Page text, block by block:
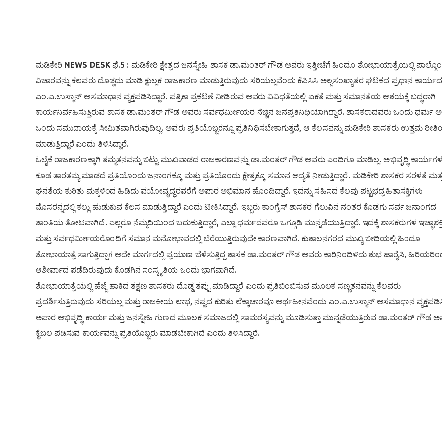
ಮಡಿಕೇರಿ NEWS DESK ಫೆ.5 : ಮಡಿಕೇರಿ ಕ್ಷೇತ್ರದ ಜನಸ್ನೇಹಿ ಶಾಸಕ ಡಾ.ಮಂತರ್ ಗೌಡ ಅವರು ಇತ್ತೀಚೆಗೆ ಹಿಂದೂ ಶೋಭಾಯಾತ್ರೆಯಲ್ಲಿ
ವಿಚಾರವನ್ನು ಕೆಲವರು ದೊಡ್ಡದು ಮಾಡಿ ಕ್ಷುಲ್ಲಕ ರಾಜಕಾರಣ ಮಾಡುತ್ತಿರುವುದು ಸರಿಯಲ್ಲವೆಂದು ಕೆಪಿಸಿಸಿ ಅಲ್ಪಸಂಖ್ಯಾತರ ಘಟಕದ ಪ್ರಧಾನ
ಎಂ.ಎ.ಉಸ್ಮಾನ್ ಅಸಮಾಧಾನ ವ್ಯಕ್ತಪಡಿಸಿದ್ದಾರೆ. ಪತ್ರಿಕಾ ಪ್ರಕಟಣೆ ನೀಡಿರುವ ಅವರು ವಿವಿಧತೆಯಲ್ಲಿ ಏಕತೆ ಮತ್ತು ಸಮಾನತೆಯ ಆಶಯಕ್ಕೆ ಬದ್ಧರಾಗಿ
ಕಾರ್ಯನಿರ್ವಹಿಸುತ್ತಿರುವ ಶಾಸಕ ಡಾ.ಮಂತರ್ ಗೌಡ ಅವರು ಸರ್ವಧರ್ಮೀಯರ ನೆಚ್ಚಿನ ಜನಪ್ರತಿನಿಧಿಯಾಗಿದ್ದಾರೆ. ಶಾಸಕರಾದವರು ಒಂದು ಧರ್ಮ
ಒಂದು ಸಮುದಾಯಕ್ಕೆ ಸೀಮಿತವಾಗಿರುವುದಿಲ್ಲ. ಅವರು ಪ್ರತಿಯೊಬ್ಬರನ್ನೂ ಪ್ರತಿನಿಧಿಸಬೇಕಾಗುತ್ತದೆ, ಆ ಕೆಲಸವನ್ನು ಮಡಿಕೇರಿ ಶಾಸಕರು ಉತ್ತಮ
ಮಾಡುತ್ತಿದ್ದಾರೆ ಎಂದು ತಿಳಿಸಿದ್ದಾರೆ.
ಓಲೈಕೆ ರಾಜಕಾರಣಕ್ಕಾಗಿ ತಮ್ಮತನವನ್ನು ಬಿಟ್ಟು ಮುಖವಾಡದ ರಾಜಕಾರಣವನ್ನು ಡಾ.ಮಂತರ್ ಗೌಡ ಅವರು ಎಂದಿಗೂ ಮಾಡಿಲ್ಲ. ಅಭಿವೃದ್ಧಿ
ಕೂಡ ತಾರತಮ್ಯ ಮಾಡದೆ ಪ್ರತಿಯೊಂದು ಜನಾಂಗಕ್ಕೂ ಮತ್ತು ಪ್ರತಿಯೊಂದು ಕ್ಷೇತ್ರಕ್ಕೂ ಸಮಾನ ಆದ್ಯತೆ ನೀಡುತ್ತಿದ್ದಾರೆ. ಮಡಿಕೇರಿ ಶಾಸಕರ ಸರಳತೆ
ಘನತೆಯ ಕುರಿತು ಮಕ್ಕಳಿಂದ ಹಿಡಿದು ವಯೋವೃದ್ಧರವರೆಗೆ ಅಪಾರ ಅಭಿಮಾನ ಹೊಂದಿದ್ದಾರೆ. ಇದನ್ನು ಸಹಿಸದ ಕೆಲವು ಪಟ್ಟಭದ್ರಹಿತಾಸಕ್ತಿಗಳು
ಮೊಸರನ್ನದಲ್ಲಿ ಕಲ್ಲು ಹುಡುಕುವ ಕೆಲಸ ಮಾಡುತ್ತಿದ್ದಾರೆ ಎಂದು ಟೀಕಿಸಿದ್ದಾರೆ. ಇಬ್ಬರು ಕಾಂಗ್ರೆಸ್ ಶಾಸಕರ ಗೆಲುವಿನ ನಂತರ ಕೊಡಗು ಸರ್ವ ಜನಾಂಗದ
ಶಾಂತಿಯ ತೋಟವಾಗಿದೆ. ಎಲ್ಲರೂ ನೆಮ್ಮದಿಯಿಂದ ಬದುಕುತ್ತಿದ್ದಾರೆ, ಎಲ್ಲಾ ಧರ್ಮದವರೂ ಒಗ್ಗೂಡಿ ಮುನ್ನಡೆಯುತ್ತಿದ್ದಾರೆ. ಇದಕ್ಕೆ ಶಾಸಕರುಗಳ
ಮತ್ತು ಸರ್ವಧರ್ಮೀಯರೊಂದಿಗೆ ಸಮಾನ ಮನೋಭಾವದಲ್ಲಿ ಬೆರೆಯುತ್ತಿರುವುದೇ ಕಾರಣವಾಗಿದೆ. ಕುಶಾಲನಗರದ ಮುಖ್ಯ ಬೀದಿಯಲ್ಲಿ ಹಿಂದೂ
ಶೋಭಾಯಾತ್ರೆ ಸಾಗುತ್ತಿದ್ದಾಗ ಅದೇ ಮಾರ್ಗದಲ್ಲಿ ಪ್ರಯಾಣ ಬೆಳೆಸುತ್ತಿದ್ದ ಶಾಸಕ ಡಾ.ಮಂತರ್ ಗೌಡ ಅವರು ಕಾರಿನಿಂದಿಳಿದು ಶುಭ ಹಾರೈಸಿ,
ಆಶೀರ್ವಾದ ಪಡೆದಿರುವುದು ಕೊಡಗಿನ ಸಂಸ್ಕೃತಿಯ ಒಂದು ಭಾಗವಾಗಿದೆ.
ಶೋಭಾಯಾತ್ರೆಯಲ್ಲಿ ಹೆಜ್ಜೆ ಹಾಕಿದ ತಕ್ಷಣ ಶಾಸಕರು ದೊಡ್ಡ ತಪ್ಪು ಮಾಡಿದ್ದಾರೆ ಎಂದು ಪ್ರತಿಬಿಂಬಿಸುವ ಮೂಲಕ ಸಣ್ಣತನವನ್ನು ಕೆಲವರು
ಪ್ರದರ್ಶಿಸುತ್ತಿರುವುದು ಸರಿಯಲ್ಲ ಮತ್ತು ರಾಜಕೀಯ ಲಾಭ, ನಷ್ಟದ ಕುರಿತು ಲೆಕ್ಕಾಚಾರವೂ ಅರ್ಥಹೀನವೆಂದು ಎಂ.ಎ.ಉಸ್ಮಾನ್ ಅಸಮಾಧಾನ
ಅಪಾರ ಅಭಿವೃದ್ಧಿ ಕಾರ್ಯ ಮತ್ತು ಜನಸ್ನೇಹಿ ಗುಣದ ಮೂಲಕ ಸಮಾಜದಲ್ಲಿ ಸಾಮರಸ್ಯವನ್ನು ಮೂಡಿಸುತ್ತಾ ಮುನ್ನಡೆಯುತ್ತಿರುವ ಡಾ.ಮಂತರ್ ಗೌಡ
ಕೈಬಲ ಪಡಿಸುವ ಕಾರ್ಯವನ್ನು ಪ್ರತಿಯೊಬ್ಬರು ಮಾಡಬೇಕಾಗಿದೆ ಎಂದು ತಿಳಿಸಿದ್ದಾರೆ.